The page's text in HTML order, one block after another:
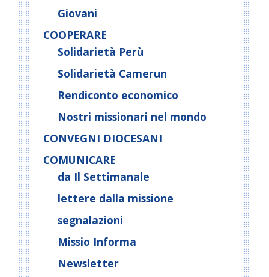
Giovani
COOPERARE
Solidarietà Perù
Solidarietà Camerun
Rendiconto economico
Nostri missionari nel mondo
CONVEGNI DIOCESANI
COMUNICARE
da Il Settimanale
lettere dalla missione
segnalazioni
Missio Informa
Newsletter